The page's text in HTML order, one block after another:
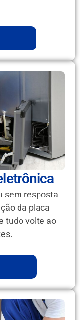
sem resposta
da placa
tudo volte ao